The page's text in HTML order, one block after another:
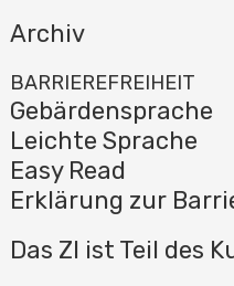
Archiv
BARRIEREFREIHEIT
Gebärdensprache
Leichte Sprache
Easy Read
Erklärung zur
Das ZI ist Teil des